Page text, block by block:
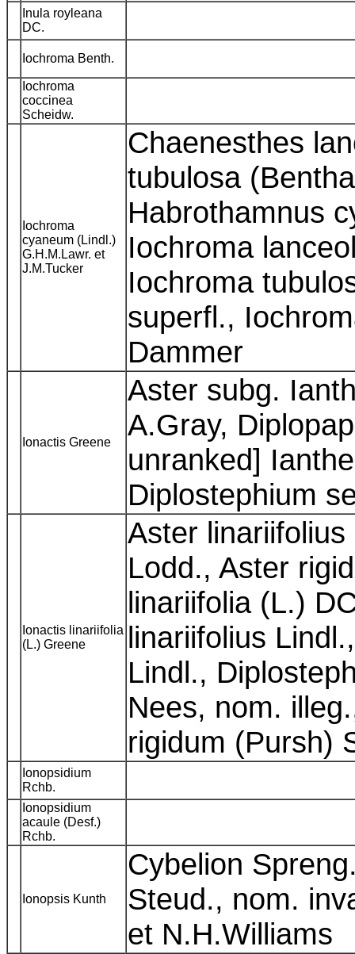
Inula royleana
DC.
Iochroma Benth.
Iochroma
coccinea
Scheidw.
Iochroma
cyaneum (Lindl.)
G.H.M.Lawr. et
J.M.Tucker
Chaenesthes
tubulosa
Habrothamnus
Iochroma
Iochroma
superfl.,
Dammer
Ionactis Greene
Aster subg.
A.Gray,
unranked]
Diplostephium
Ionactis linariifolia
(L.) Greene
Aster
Lodd., Aster
linariifolia (L.)
linariifolius
Lindl.,
Nees, nom.
rigidum (Pursh)
Ionopsidium
Rchb.
Ionopsidium
acaule (Desf.)
Rchb.
Ionopsis Kunth
Cybelion
Steud., nom.
et N.H.Williams